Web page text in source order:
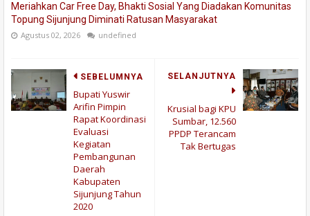
Meriahkan Car Free Day, Bhakti Sosial Yang Diadakan Komunitas
Topung Sijunjung Diminati Ratusan Masyarakat
Agustus 02, 2026 undefined
SELANJUTNYA
Krusial bagi KPU
Sumbar, 12.560
PPDP Terancam
Tak Bertugas
SEBELUMNYA
Bupati Yuswir
Arifin Pimpin
Rapat Koordinasi
Evaluasi
Kegiatan
Pembangunan
Daerah
Kabupaten
Sijunjung Tahun
2020